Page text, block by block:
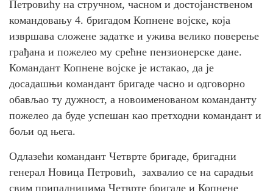
Петровићу на стручном, часном и достојанственом
командовању 4. бригадом Копнене војске, која
извршава сложене задатке и ужива велико поверење
грађана и пожелео му срећне пензионерске дане.
Командант Копнене војске је истакао, да је
досадашњи командант бригаде часно и одговорно
обављао ту дужност, а новоименованом команданту
пожелео да буде успешан као претходни командант и
бољи од њега.
Одлазећи командант Четврте бригаде, бригадни
генерал Новица Петровић, захвалио се на сарадњи
свим припадницима Четврте бригаде и Копнене